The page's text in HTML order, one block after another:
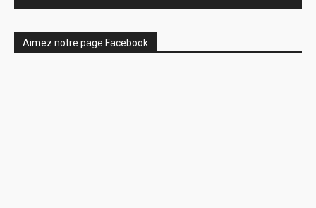
Aimez notre page Facebook